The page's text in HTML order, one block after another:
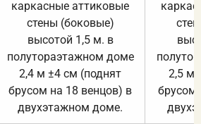
каркасные аттиковые
стены (боковые)
высотой 1,5 м. в
полутораэтажном доме
2,4 м ±4 см (поднят
брусом на 18 венцов) в
двухэтажном доме.
2,5 м
брусом